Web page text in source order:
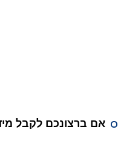
אם ברצונכם לקבל